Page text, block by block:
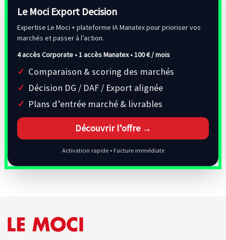
Le Moci Export Decision
Expertise Le Moci + plateforme IA Manatex pour prioriser vos
marchés et passer à l’action.
4 accès Corporate • 1 accès Manatex •100 € / mois
Comparaison & scoring des marchés
Décision DG / DAF / Export alignée
Plans d’entrée marché & livrables
Découvrir l’offre →
Activation rapide • Facture immédiate